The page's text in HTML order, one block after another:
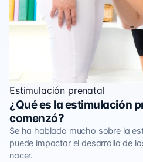
Estimulación prenatal
¿Qué es la estimulación
comenzó?
Se ha hablado mucho sobre la
puede impactar el desarrollo de
nacer.